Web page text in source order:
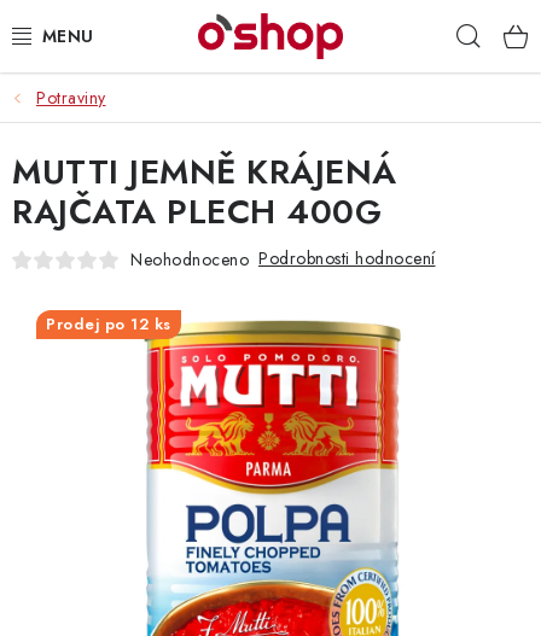
na
OSOBNÍ PÉČE
POTRAVINY
HRAČKY 🧸
ZACHRAŇTE PRODUKTY
Obchodní podmínky
Podmínky ochrany osobních údajů
Servis a reklamace
Potraviny
MUTTI JEMNĚ KRÁJENÁ
RAJČATA PLECH 400G
Neohodnoceno Podrobnosti hodnocení
Prodej po 12 ks